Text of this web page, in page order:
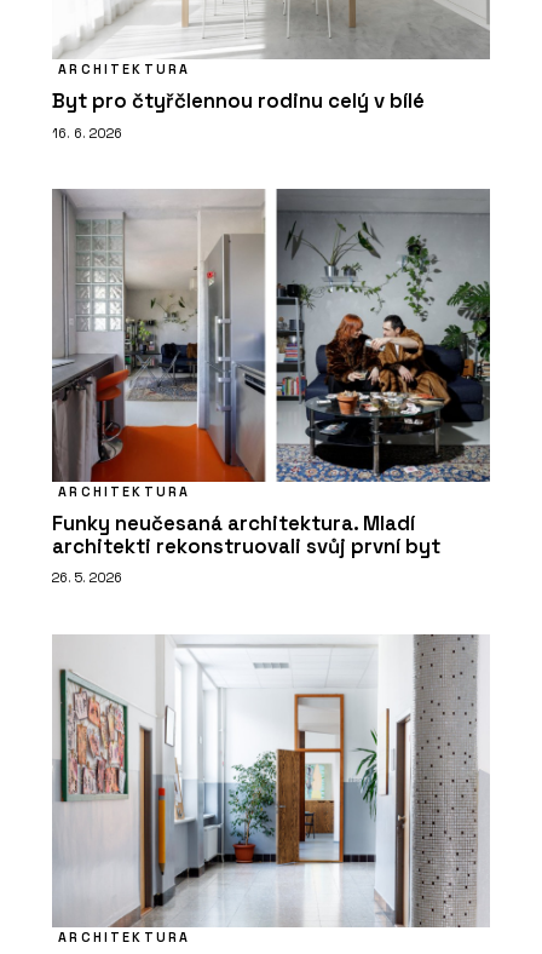
ARCHITEKTURA
Byt pro čtyřčlennou rodinu celý v bílé
16. 6. 2026
ARCHITEKTURA
Funky neučesaná architektura. Mladí
architekti rekonstruovali svůj první byt
26. 5. 2026
ARCHITEKTURA